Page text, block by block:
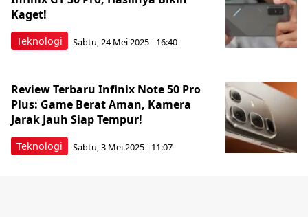
Teknologi
Kaget!
Sabtu, 24 Mei 2025 - 16:40
Teknologi
Review Terbaru Infinix Note 50 Pro
Plus: Game Berat Aman, Kamera
Jarak Jauh Siap Tempur!
Sabtu, 3 Mei 2025 - 11:07